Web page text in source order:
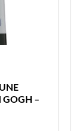
–